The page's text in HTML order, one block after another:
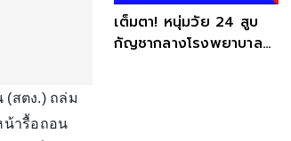
(สตง.) ถล่ม
น้ารื้อถอน
เต็มตา! หนุ่มวัย 24 สูบ
กัญชากลางโรงพยาบาล